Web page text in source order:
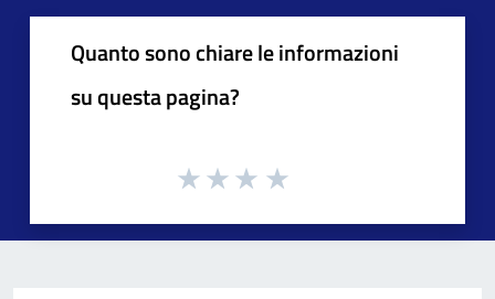
Quanto sono chiare le informazioni
su questa pagina?